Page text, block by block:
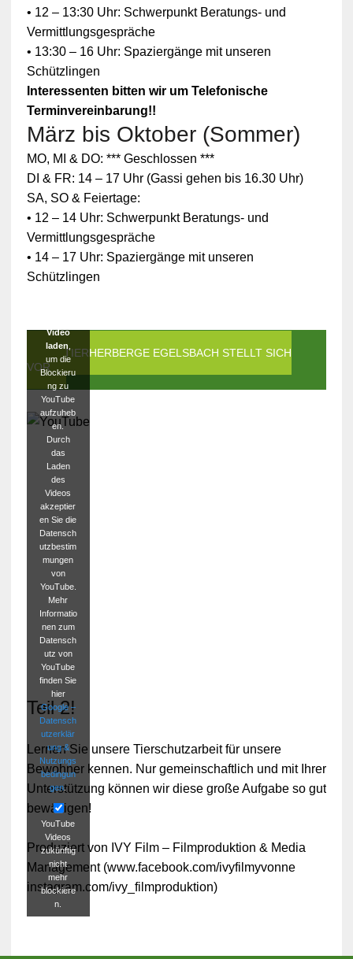
• 12 – 13:30 Uhr: Schwerpunkt Beratungs- und
Vermittlungsgespräche
• 13:30 – 16 Uhr: Spaziergänge mit unseren
Schützlingen
Interessenten bitten wir um Telefonische
Terminvereinbarung!!
März bis Oktober (Sommer)
MO, MI & DO: *** Geschlossen ***
DI & FR: 14 – 17 Uhr (Gassi gehen bis 16.30 Uhr)
SA, SO & Feiertage:
• 12 – 14 Uhr: Schwerpunkt Beratungs- und
Vermittlungsgespräche
• 14 – 17 Uhr: Spaziergänge mit unseren
Schützlingen
DIE TIERHERBERGE EGELSBACH STELLT SICH
VOR
Zum
Schutz
Ihrer
persönlic
hen
Daten ist
die
Verbindun
g zu
blockiert
Video
laden
um die
Blockieru
ng zu
YouTube
aufzuheb
en.
Durch
das
Laden
des
Videos
akzeptier
en Sie die
Datensch
utzbestim
mungen
von
YouTube.
Mehr
Informatio
nen zum
Datensch
utz von
YouTube
finden Sie
hier
Google –
Datensch
utzerklär
ung &
Nutzungs
bedingun
gen.
YouTube
Videos
zukünftig
nicht
mehr
blockiere
n.
Teil 2!
Lernen Sie unsere Tierschutzarbeit für unsere
Bewohner kennen. Nur gemeinschaftlich und mit Ihrer
Unterstützung können wir diese große Aufgabe so gut
bewältigen!
Produziert von IVY Film – Filmproduktion & Media
Management (www.facebook.com/ivyfilmyvonne
instagram.com/ivy_filmproduktion)